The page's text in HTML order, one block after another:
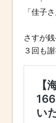
「佳子
さすが
３回も